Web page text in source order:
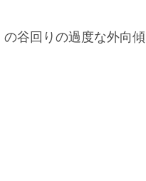
谷回りの過度な外向傾